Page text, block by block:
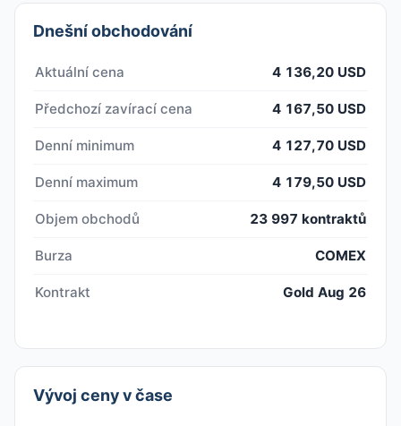
Dnešní obchodování
Aktuální cena 4 136,20 USD
Předchozí zavírací cena 4 167,50 USD
Denní minimum 4 127,70 USD
Denní maximum 4 179,50 USD
Objem obchodů 23 997 kontraktů
Burza COMEX
Kontrakt Gold Aug 26
Vývoj ceny v čase